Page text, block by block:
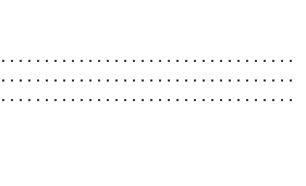
. . . . . . . . . . . . . . . . . . . . . . . . . . . . . . . . .
. . . . . . . . . . . . . . . . . . . . . . . . . . . . . . . . .
. . . . . . . . . . . . . . . . . . . . . . . . . . . . . . . . .